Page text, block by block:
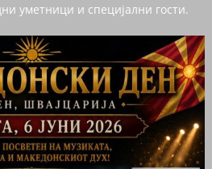
уметници и специјални гости.